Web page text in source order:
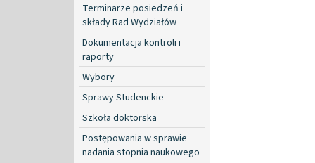
Terminarze posiedzeń i
składy Rad Wydziałów
Dokumentacja kontroli i
raporty
Wybory
Sprawy Studenckie
Szkoła doktorska
Postępowania w sprawie
nadania stopnia naukowego